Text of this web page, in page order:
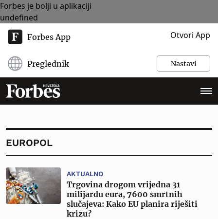
Forbes je bolji u aplikaciji
undefined
Forbes App Otvori App
Preglednik Nastavi
EUROPOL
AKTUALNO
Trgovina drogom vrijedna 31
milijardu eura, 7600 smrtnih
slučajeva: Kako EU planira riješiti
krizu?